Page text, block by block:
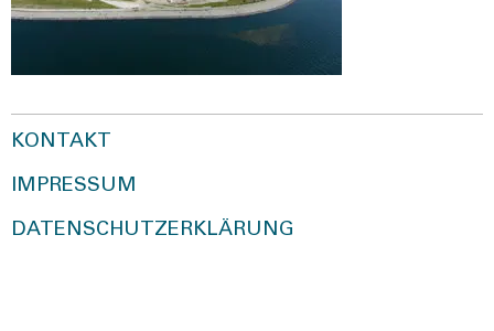
KONTAKT
IMPRESSUM
DATENSCHUTZERKLÄRUNG